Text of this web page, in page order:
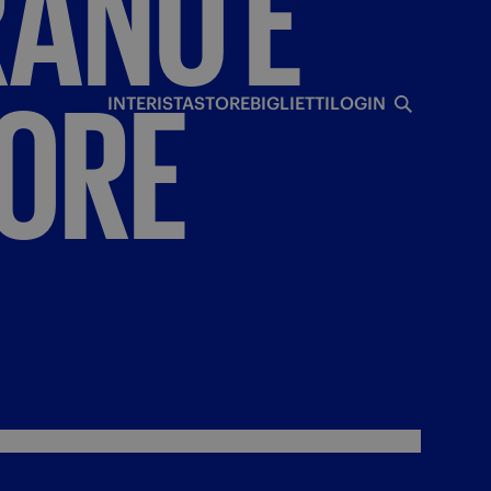
INTERISTASTOREBIGLIETTILOGIN